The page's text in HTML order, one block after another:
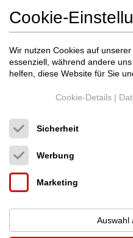
YamahaNS 600 A
Kompaktlautsprecher
Neupreis: 2.598 €
Cookie-
Wir nutzen Cookies auf
essenziell, während andere
helfen, diese Website für Sie
Cookie-Details |
Sicherheit
Werbung
Marketing
Auswahl